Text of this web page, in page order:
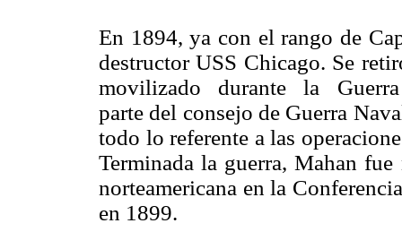
En 1894, ya con el rango de
destructor USS Chicago. Se
movilizado durante la
parte del consejo de Guerra
todo lo referente a las
Terminada la guerra, Mahan
norteamericana en la
en 1899.